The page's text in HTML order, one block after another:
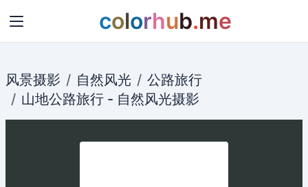
colorhub.me
风景摄影 自然风光
公路旅行
山地公路旅行 - 自然风光摄影